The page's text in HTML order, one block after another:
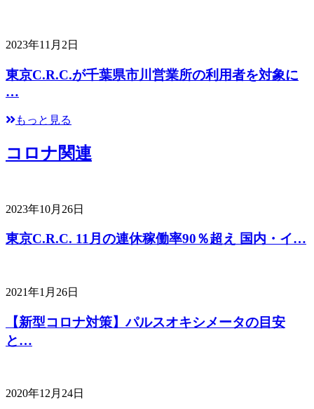
2023年11月2日
東京C.R.C.が千葉県市川営業所の利用者を対象に
…
もっと見る
コロナ関連
2023年10月26日
東京C.R.C. 11月の連休稼働率90％超え 国内・イ…
2021年1月26日
【新型コロナ対策】パルスオキシメータの目安
と…
2020年12月24日